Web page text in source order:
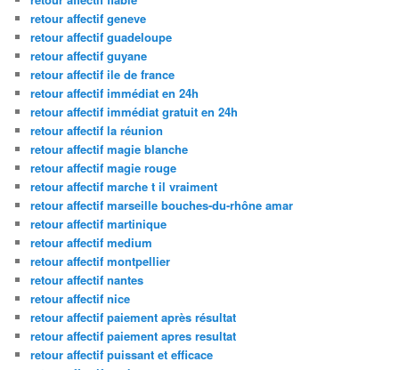
retour affectif geneve
retour affectif guadeloupe
retour affectif guyane
retour affectif ile de france
retour affectif immédiat en 24h
retour affectif immédiat gratuit en 24h
retour affectif la réunion
retour affectif magie blanche
retour affectif magie rouge
retour affectif marche t il vraiment
retour affectif marseille bouches-du-rhône amar
retour affectif martinique
retour affectif medium
retour affectif montpellier
retour affectif nantes
retour affectif nice
retour affectif paiement après résultat
retour affectif paiement apres resultat
retour affectif puissant et efficace